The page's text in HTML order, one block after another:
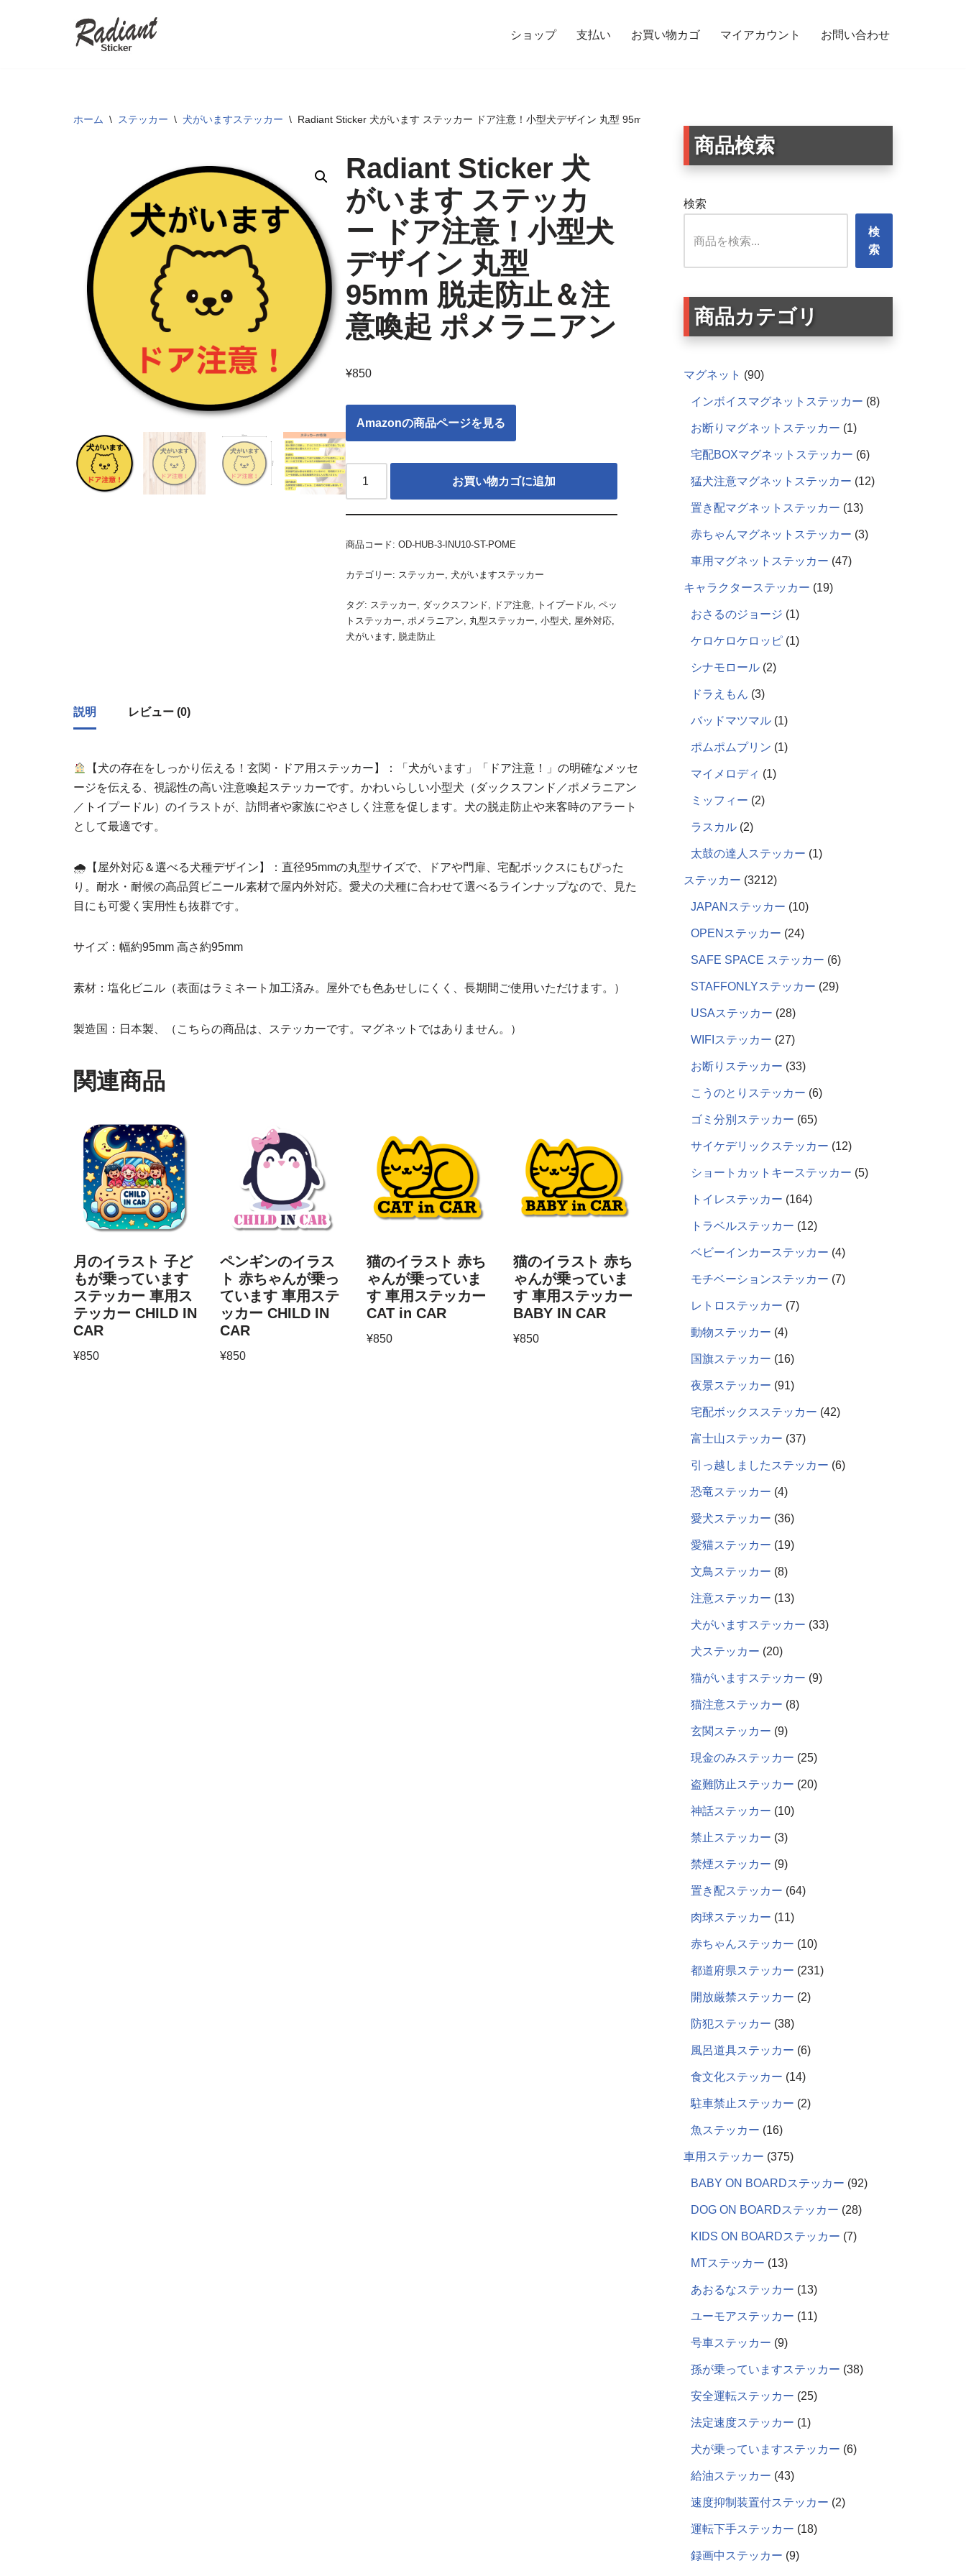
ショップ 支払い お買い物カゴ マイアカウント お問い合わせ
ホーム \ ステッカー \ 犬がいますステッカー \ Radiant Sticker 犬がいます ステッカー ドア注意！小型犬デザイン 丸型 95mm 脱走防止＆注意喚起 ポメラニアン
Radiant Sticker 犬
がいます ステッカ
ー ドア注意！小型犬
デザイン 丸型
95mm 脱走防止＆注
意喚起 ポメラニアン
¥850
Amazonの商品ページを見る
お買い物カゴに追加
商品コード: OD-HUB-3-INU10-ST-POME
カテゴリー: ステッカー, 犬がいますステッカー
タグ: ステッカー, ダックスフンド, ドア注意, トイプードル, ペッ
トステッカー, ポメラニアン, 丸型ステッカー, 小型犬, 屋外対応,
犬がいます, 脱走防止
説明 レビュー (0)
【犬の存在をしっかり伝える！玄関・ドア用ステッカー】：「犬がいます」「ドア注意！」の明確なメッセ
ージを伝える、視認性の高い注意喚起ステッカーです。かわいらしい小型犬（ダックスフンド／ポメラニアン
／トイプードル）のイラストが、訪問者や家族にやさしく注意を促します。犬の脱走防止や来客時のアラート
として最適です。
🌧【屋外対応＆選べる犬種デザイン】：直径95mmの丸型サイズで、ドアや門扉、宅配ボックスにもぴった
り。耐水・耐候の高品質ビニール素材で屋内外対応。愛犬の犬種に合わせて選べるラインナップなので、見た
目にも可愛く実用性も抜群です。
サイズ：幅約95mm 高さ約95mm
素材：塩化ビニル（表面はラミネート加工済み。屋外でも色あせしにくく、長期間ご使用いただけます。）
製造国：日本製、（こちらの商品は、ステッカーです。マグネットではありません。）
関連商品
月のイラスト 子ど
もが乗っています
ステッカー 車用ス
テッカー CHILD IN
CAR
¥850
ペンギンのイラス
ト 赤ちゃんが乗っ
ています 車用ステ
ッカー CHILD IN
CAR
¥850
猫のイラスト 赤ち
ゃんが乗っていま
す 車用ステッカー
CAT in CAR
¥850
猫のイラスト 赤ち
ゃんが乗っていま
す 車用ステッカー
BABY IN CAR
¥850
商品検索
検索
検
索
商品カテゴリ
マグネット 90
インボイスマグネットステッカー 8
お断りマグネットステッカー 1
宅配BOXマグネットステッカー 6
猛犬注意マグネットステッカー 12
置き配マグネットステッカー 13
赤ちゃんマグネットステッカー 3
車用マグネットステッカー 47
キャラクターステッカー 19
おさるのジョージ 1
ケロケロケロッピ 1
シナモロール 2
ドラえもん 3
バッドマツマル 1
ポムポムプリン 1
マイメロディ 1
ミッフィー 2
ラスカル 2
太鼓の達人ステッカー 1
ステッカー 3212
JAPANステッカー 10
OPENステッカー 24
SAFE SPACE ステッカー 6
STAFFONLYステッカー 29
USAステッカー 28
WIFIステッカー 27
お断りステッカー 33
こうのとりステッカー 6
ゴミ分別ステッカー 65
サイケデリックステッカー 12
ショートカットキーステッカー 5
トイレステッカー 164
トラベルステッカー 12
ベビーインカーステッカー 4
モチベーションステッカー 7
レトロステッカー 7
動物ステッカー 4
国旗ステッカー 16
夜景ステッカー 91
宅配ボックスステッカー 42
富士山ステッカー 37
引っ越しましたステッカー 6
恐竜ステッカー 4
愛犬ステッカー 36
愛猫ステッカー 19
文鳥ステッカー 8
注意ステッカー 13
犬がいますステッカー 33
犬ステッカー 20
猫がいますステッカー 9
猫注意ステッカー 8
玄関ステッカー 9
現金のみステッカー 25
盗難防止ステッカー 20
神話ステッカー 10
禁止ステッカー 3
禁煙ステッカー 9
置き配ステッカー 64
肉球ステッカー 11
赤ちゃんステッカー 10
都道府県ステッカー 231
開放厳禁ステッカー 2
防犯ステッカー 38
風呂道具ステッカー 6
食文化ステッカー 14
駐車禁止ステッカー 2
魚ステッカー 16
車用ステッカー 375
BABY ON BOARDステッカー 92
DOG ON BOARDステッカー 28
KIDS ON BOARDステッカー 7
MTステッカー 13
あおるなステッカー 13
ユーモアステッカー 11
号車ステッカー 9
孫が乗っていますステッカー 38
安全運転ステッカー 25
法定速度ステッカー 1
犬が乗っていますステッカー 6
給油ステッカー 43
速度抑制装置付ステッカー 2
運転下手ステッカー 18
録画中ステッカー 9